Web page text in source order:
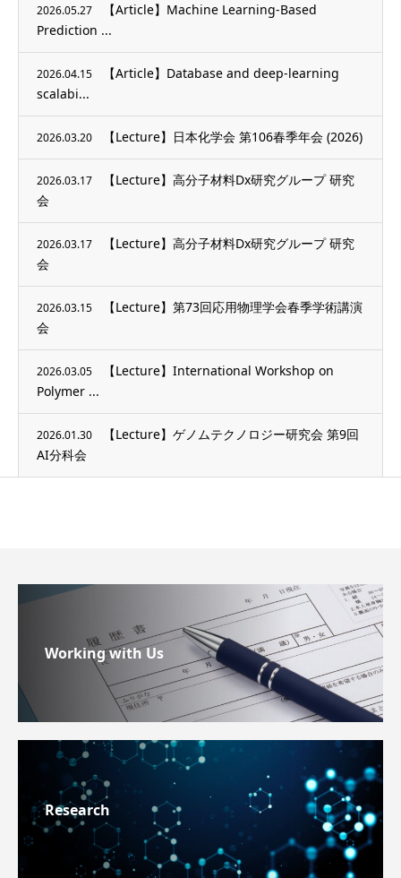
2026.05.27
【Article】Machine Learning-Based
Prediction ...
2026.04.15
【Article】Database and deep-learning
scalabi...
2026.03.20 【Lecture】日本化学会 第106春季年会 (2026)
2026.03.17
【Lecture】高分子材料Dx研究グループ 研究
会
2026.03.17
【Lecture】高分子材料Dx研究グループ 研究
会
2026.03.15
【Lecture】第73回応用物理学会春季学術講演
会
2026.03.05
【Lecture】International Workshop on
Polymer ...
2026.01.30
【Lecture】ゲノムテクノロジー研究会 第9回
AI分科会
Working with Us
Research